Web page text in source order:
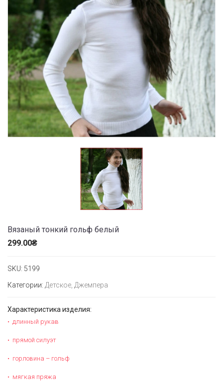
Вязаный тонкий гольф белый
299.00₴
SKU: 5199
Категории: Детское, Джемпера
Характеристика изделия:
длинный рукав
прямой силуэт
горловина – гольф
мягкая пряжа